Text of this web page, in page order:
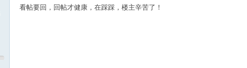
看帖要回，回帖才健康，在踩踩，楼主辛苦了！